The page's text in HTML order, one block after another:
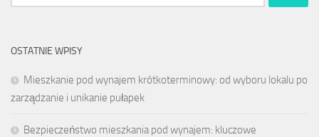
OSTATNIE WPISY
Mieszkanie pod wynajem krótkoterminowy: od wyboru lokalu po
zarządzanie i unikanie pułapek
Bezpieczeństwo mieszkania pod wynajem: kluczowe